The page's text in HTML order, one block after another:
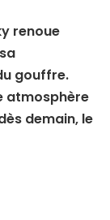
renoue
gouffre.
atmosphère
demain, le